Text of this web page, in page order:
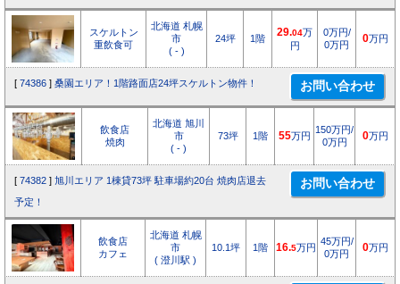
スケルトン
重飲食可
北海道 札幌
市
( - )
24坪 1階
29.04万
円
0万円/
0万円
0万円
[ 74386 ] 桑園エリア！1階路面店24坪スケルトン物件！
飲食店
焼肉
北海道 旭川
市
( - )
73坪 1階 55万円
150万円/
0万円
0万円
[ 74382 ] 旭川エリア 1棟貸73坪 駐車場約20台 焼肉店退去
予定！
飲食店
カフェ
北海道 札幌
市
( 澄川駅 )
10.1坪 1階 16.5万円
45万円/
0万円
0万円